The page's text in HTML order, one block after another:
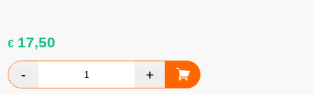
€ 17,50